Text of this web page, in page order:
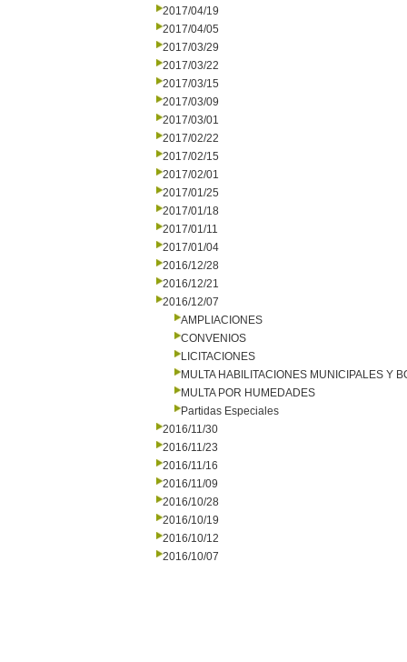
2017/04/19
2017/04/05
2017/03/29
2017/03/22
2017/03/15
2017/03/09
2017/03/01
2017/02/22
2017/02/15
2017/02/01
2017/01/25
2017/01/18
2017/01/11
2017/01/04
2016/12/28
2016/12/21
2016/12/07
AMPLIACIONES
CONVENIOS
LICITACIONES
MULTA HABILITACIONES MUNICIPALES Y
MULTA POR HUMEDADES
Partidas Especiales
2016/11/30
2016/11/23
2016/11/16
2016/11/09
2016/10/28
2016/10/19
2016/10/12
2016/10/07